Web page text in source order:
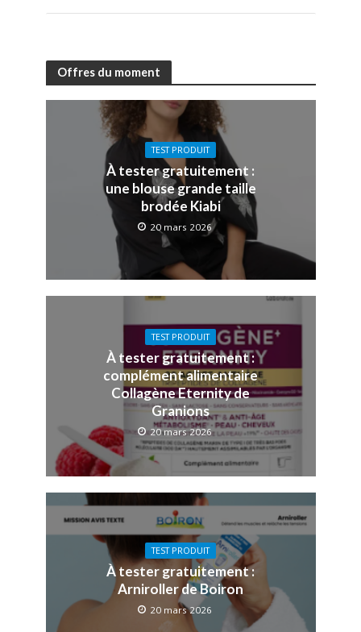
Offres du moment
TEST PRODUIT
À tester gratuitement :
une blouse grande taille
brodée Kiabi
20 mars 2026
TEST PRODUIT
À tester gratuitement :
complément alimentaire
Collagène Eternity de
Granions
20 mars 2026
TEST PRODUIT
À tester gratuitement :
Arniroller de Boiron
20 mars 2026